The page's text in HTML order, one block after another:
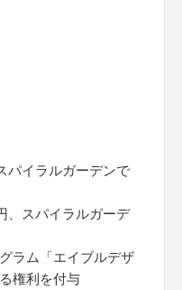
イラルガーデンで
スパイラルガーデ
ラム「エイブルデザ
権利を付与